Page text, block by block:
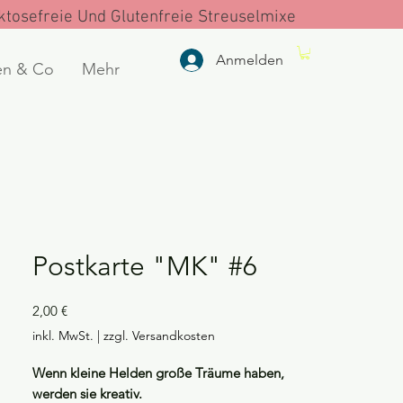
Und Glutenfreie Streuselmixe
& Co Mehr Anmelden
Postkarte "MK" #6
2,00 €Preis
inkl. MwSt. | zzgl. Versandkosten
Wenn kleine Helden große Träume haben,
werden sie kreativ.